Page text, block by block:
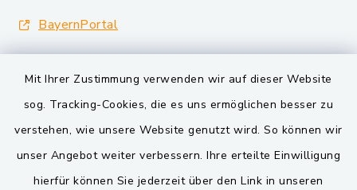
Mit Ihrer Zustimmung verwenden wir auf dieser Website
sog. Tracking-Cookies, die es uns ermöglichen besser zu
verstehen, wie unsere Website genutzt wird. So können wir
unser Angebot weiter verbessern. Ihre erteilte Einwilligung
hierfür können Sie jederzeit über den Link in unseren
BayernPortal
Landkreis Schwandorf
VG und Gemeinden
Markt Schwarzenfeld